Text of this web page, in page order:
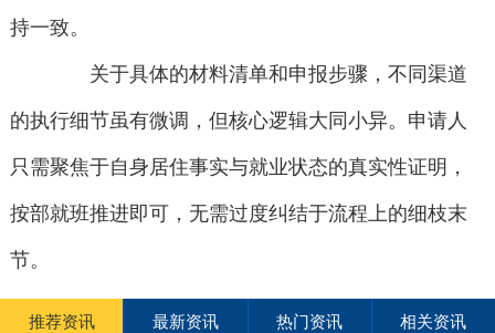
持一致。
关于具体的材料清单和申报步骤，不同渠道
的执行细节虽有微调，但核心逻辑大同小异。申请人
只需聚焦于自身居住事实与就业状态的真实性证明，
按部就班推进即可，无需过度纠结于流程上的细枝末
节。
推荐资讯 最新资讯 热门资讯 相关资讯